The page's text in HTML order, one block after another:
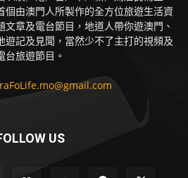
個由澳門人所製作的全方位旅遊生活資
章及電台節目，地道人帶你遊澳門、
遊記及見聞，當然少不了主打的視頻及
台旅遊節目。
US